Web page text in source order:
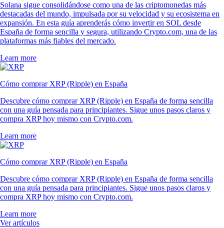
Solana sigue consolidándose como una de las criptomonedas más
destacadas del mundo, impulsada por su velocidad y su ecosistema en
expansión. En esta guía aprenderás cómo invertir en SOL desde
España de forma sencilla y segura, utilizando Crypto.com, una de las
plataformas más fiables del mercado.
Learn more
Cómo comprar XRP (Ripple) en España
Descubre cómo comprar XRP (Ripple) en España de forma sencilla
con una guía pensada para principiantes. Sigue unos pasos claros y
compra XRP hoy mismo con Crypto.com.
Learn more
Cómo comprar XRP (Ripple) en España
Descubre cómo comprar XRP (Ripple) en España de forma sencilla
con una guía pensada para principiantes. Sigue unos pasos claros y
compra XRP hoy mismo con Crypto.com.
Learn more
Ver artículos